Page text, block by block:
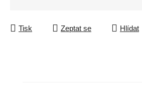
Tisk Zeptat se Hlídat